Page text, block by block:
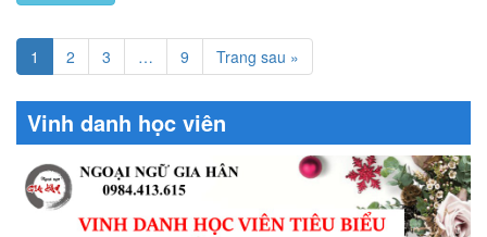
1 2 3 … 9 Trang sau »
Vinh danh học viên